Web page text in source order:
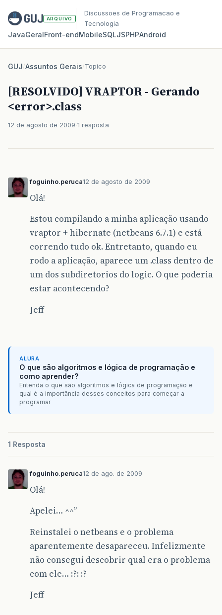
ARQUIVO
Discussoes de Programacao e
Tecnologia
JavaGeralFront‑endMobileSQLJSPHPAndroid
GUJ/Assuntos Gerais/Topico
[RESOLVIDO] VRAPTOR - Gerando
<error>.class
12 de agosto de 2009 1 resposta
foguinho.peruca12 de agosto de 2009
Olá!
Estou compilando a minha aplicação usando
vraptor + hibernate (netbeans 6.7.1) e está
correndo tudo ok. Entretanto, quando eu
rodo a aplicação, aparece um .class dentro de
um dos subdiretorios do logic. O que poderia
estar acontecendo?
Jeff
ALURA
O que são algoritmos e lógica de programação e
como aprender?
Entenda o que são algoritmos e lógica de programação e
qual é a importância desses conceitos para começar a
programar
1 Resposta
foguinho.peruca12 de ago. de 2009
Olá!
Apelei… ^^’’
Reinstalei o netbeans e o problema
aparentemente desapareceu. Infelizmente
não consegui descobrir qual era o problema
com ele… :?: :?
Jeff